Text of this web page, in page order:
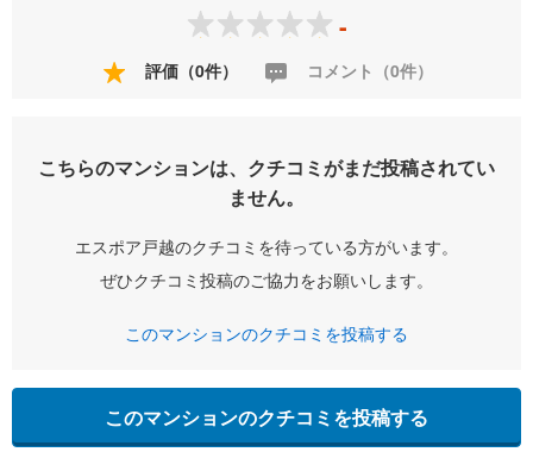
-
評価（0件） コメント（0件）
こちらのマンションは、クチコミがまだ投稿されてい
ません。
エスポア戸越のクチコミを待っている方がいます。
ぜひクチコミ投稿のご協力をお願いします。
このマンションのクチコミを投稿する
このマンションのクチコミを投稿する